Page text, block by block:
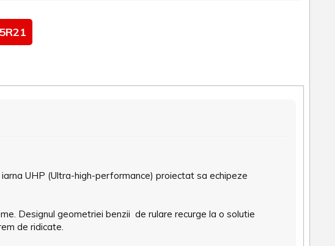
UHP (Ultra-high-performance) proiectat sa echipeze
Designul geometriei benzii de rulare recurge la o solutie
de ridicate.